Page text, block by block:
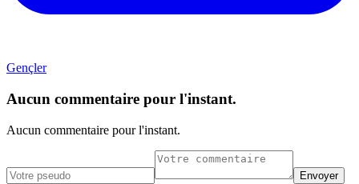
Gençler
Aucun commentaire pour l'instant.
Aucun commentaire pour l'instant.
Envoyer